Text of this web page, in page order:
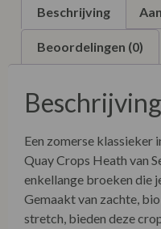
Beschrijving
Beoordelingen (0)
Beschrijving
Een zomerse klassieker
Quay Crops Heath van
enkellange broeken die
Gemaakt van zachte,
stretch, bieden deze